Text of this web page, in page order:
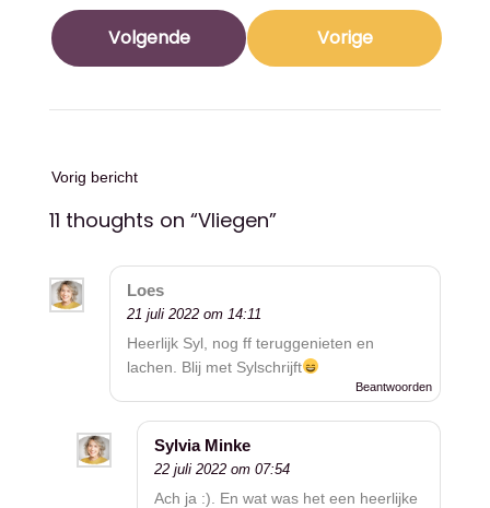
Volgende Vorige
Vorig bericht
11 thoughts on “Vliegen”
Loes
21 juli 2022 om 14:11
Heerlijk Syl, nog ff teruggenieten en
lachen. Blij met Sylschrijft
Beantwoorden
Sylvia Minke
22 juli 2022 om 07:54
Ach ja :). En wat was het een heerlijke